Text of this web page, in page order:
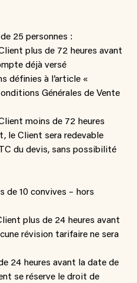
25 personnes :
plus de 72 heures avant
déjà versé
définies à l’article «
Générales de Vente
moins de 72 heures
le Client sera redevable
du devis, sans possibilité
de 10 convives – hors
plus de 24 heures avant
révision tarifaire ne sera
24 heures avant la date de
se réserve le droit de